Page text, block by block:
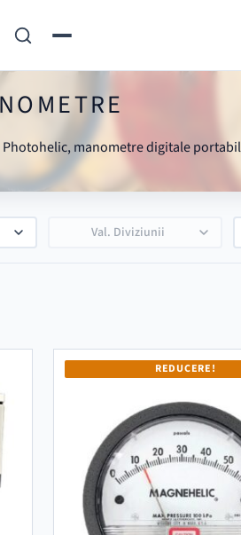
manometre digitale
Val. Diviziunii
REDUCERE!